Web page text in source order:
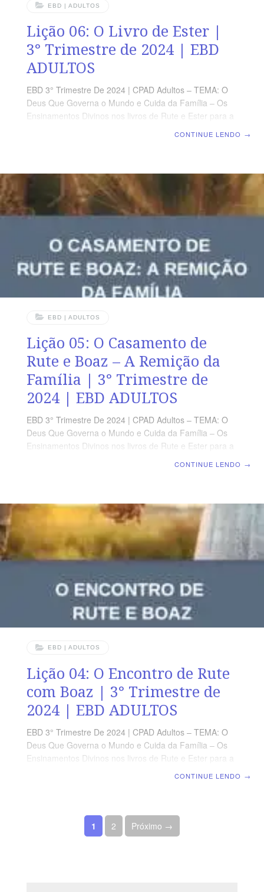
EBD | ADULTOS
Lição 06: O Livro de Ester |
3° Trimestre de 2024 | EBD
ADULTOS
EBD 3° Trimestre De 2024 | CPAD Adultos – TEMA: O
Deus Que Governa o Mundo e Cuida da Família – Os
Ensinamentos Divinos nos livros de Rute e Ester para a
perecereis; e quem sabe para tal tempo como este
chegaste a este reino?” (Et 4.14) VERDADE PRÁTICA A
perfeita vontade de Deus é
CONTINUE LENDO →
EBD | ADULTOS
Lição 05: O Casamento de
Rute e Boaz – A Remição da
Família | 3° Trimestre de
2024 | EBD ADULTOS
EBD 3° Trimestre De 2024 | CPAD Adultos – TEMA: O
Deus Que Governa o Mundo e Cuida da Família – Os
Ensinamentos Divinos nos livros de Rute e Ester para a
povo sabe que és mulher virtuosa.” (Rt 3.11) VERDADE
PRÁTICA Uma mulher virtuosa tem um valor
incalculável, por seu caráter e sua disposição de
CONTINUE LENDO →
EBD | ADULTOS
Lição 04: O Encontro de Rute
com Boaz | 3° Trimestre de
2024 | EBD ADULTOS
EBD 3° Trimestre De 2024 | CPAD Adultos – TEMA: O
Deus Que Governa o Mundo e Cuida da Família – Os
Ensinamentos Divinos nos livros de Rute e Ester para a
abrigar.” (Rt 2.12) VERDADE PRÁTICA O verdadeiro e
puro modelo de bondade é servir uns aos outros de
CONTINUE LENDO →
Paginação de posts
1 2 Próximo →